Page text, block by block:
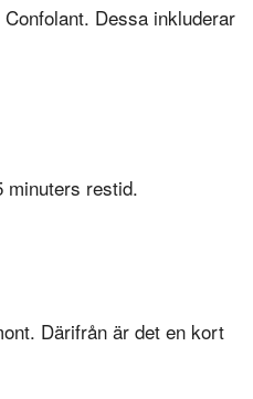
Dessa inkluderar
minuters restid.
Därifrån är det en kort